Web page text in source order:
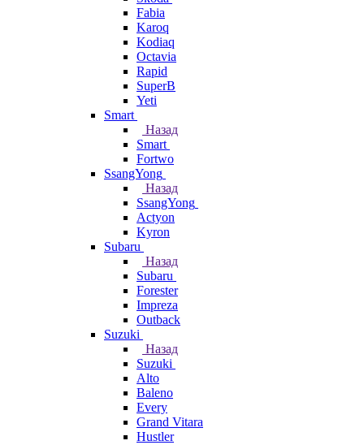
Fabia
Karoq
Kodiaq
Octavia
Rapid
SuperB
Yeti
Smart
Назад
Smart
Fortwo
SsangYong
Назад
SsangYong
Actyon
Kyron
Subaru
Назад
Subaru
Forester
Impreza
Outback
Suzuki
Назад
Suzuki
Alto
Baleno
Every
Grand Vitara
Hustler